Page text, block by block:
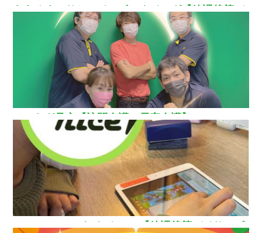
ああるまつりかレインボーウイング【放課後等デ
イサービス】
ひいらぎ足立【訪問介護・居宅介護】
How nice（ハウ ナイス）!【放課後等デイサービ